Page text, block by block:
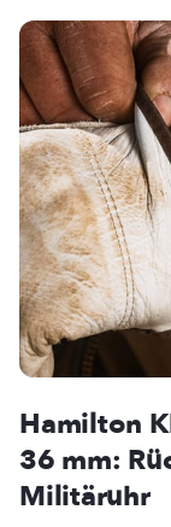
Hamilton
36 mm:
Militäruhr